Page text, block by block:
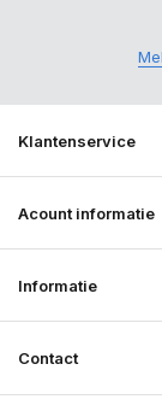
Klantenservice
Acount informatie
Informatie
Contact